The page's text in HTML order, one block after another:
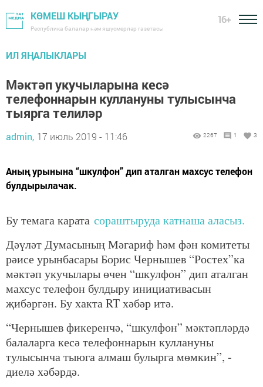
КӨМЕШ КЫҢГЫРАУ
Республика балалар һәм яшүсмерләр газетасы
16+
ИЛ ЯҢАЛЫКЛАРЫ
Мәктәп укучыларына кесә
телефоннарын куллануны тулысынча
тыярга телиләр
admin, 17 июль 2019 - 11:46 2267 1 3
Аның урынына “шкулфон” дип аталган махсус телефон
булдырылачак.
Бу темага карата сораштыруда катнаша аласыз.
Дәүләт Думасының Мәгариф һәм фән комитеты
рәисе урынбасары Борис Чернышев “Ростех”ка
мәктәп укучылары өчен “шкулфон” дип аталган
махсус телефон булдыру инициативасын
җибәргән. Бу хакта RT хәбәр итә.
“Чернышев фикеренчә, “шкулфон” мәктәпләрдә
балаларга кесә телефоннарын куллануны
тулысынча тыюга алмаш булырга мөмкин”, -
диелә хәбәрдә.